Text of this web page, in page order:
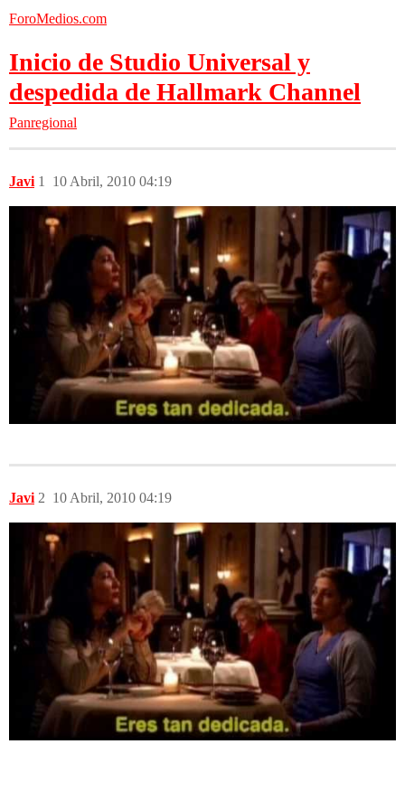
ForoMedios.com
Inicio de Studio Universal y
despedida de Hallmark Channel
Panregional
Javi 10 Abril, 2010 04:19
1
Javi 10 Abril, 2010 04:19
2